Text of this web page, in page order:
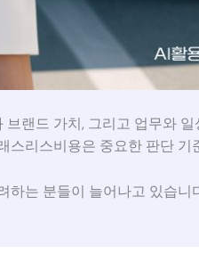
랜드 가치, 그리고 업무와
스리스비용은 중요한 판단 기
하는 분들이 늘어나고 있습니